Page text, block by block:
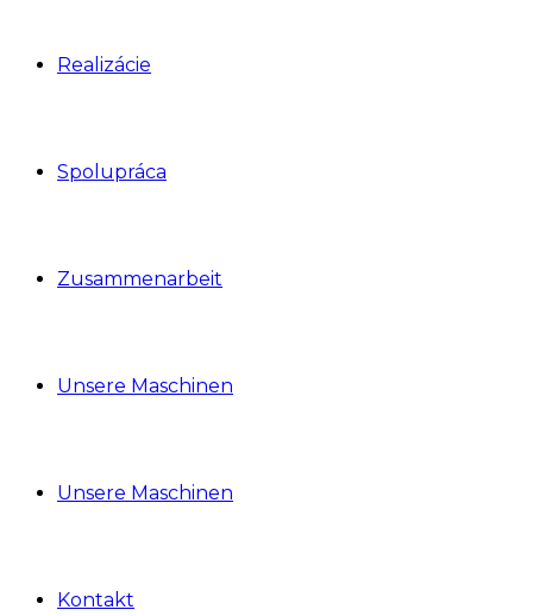
Realizácie
Spolupráca
Zusammenarbeit
Unsere Maschinen
Unsere Maschinen
Kontakt